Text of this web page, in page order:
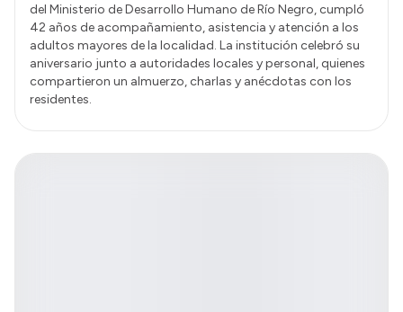
del Ministerio de Desarrollo Humano de Río Negro, cumpló
42 años de acompañamiento, asistencia y atención a los
adultos mayores de la localidad. La institución celebró su
aniversario junto a autoridades locales y personal, quienes
compartieron un almuerzo, charlas y anécdotas con los
residentes.